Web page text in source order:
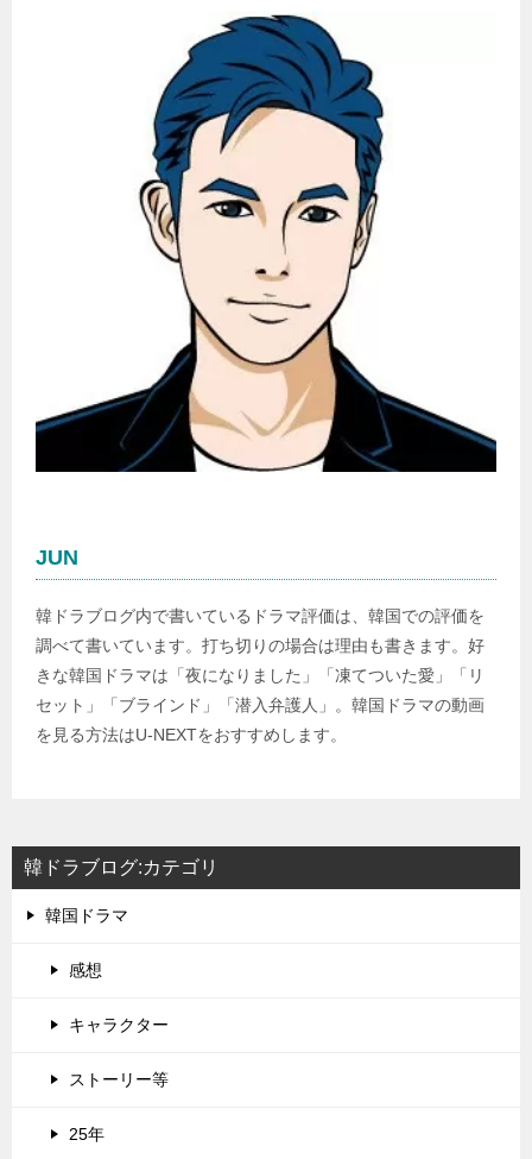
JUN
韓ドラブログ内で書いているドラマ評価は、韓国での評価を
調べて書いています。打ち切りの場合は理由も書きます。好
きな韓国ドラマは「夜になりました」「凍てついた愛」「リ
セット」「ブラインド」「潜入弁護人」。韓国ドラマの動画
を見る方法はU-NEXTをおすすめします。
韓ドラブログ:カテゴリ
韓国ドラマ
感想
キャラクター
ストーリー等
25年